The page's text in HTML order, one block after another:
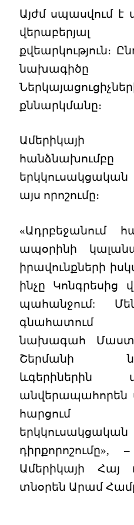
Այժմ սպասվում է
քվեարկություն։
նախագիծը
քննարկմանը։
այս որոշումը։
«Ադրբեջանում
ապօրինի
իրավունքների
ինչը Կոնգրեսից
պահանջում:
գնահատում
նախագահ Մաստի
Շերմանի
անվերապահորեն
հարցում
Ամերիկայի
տնօրեն Արամ